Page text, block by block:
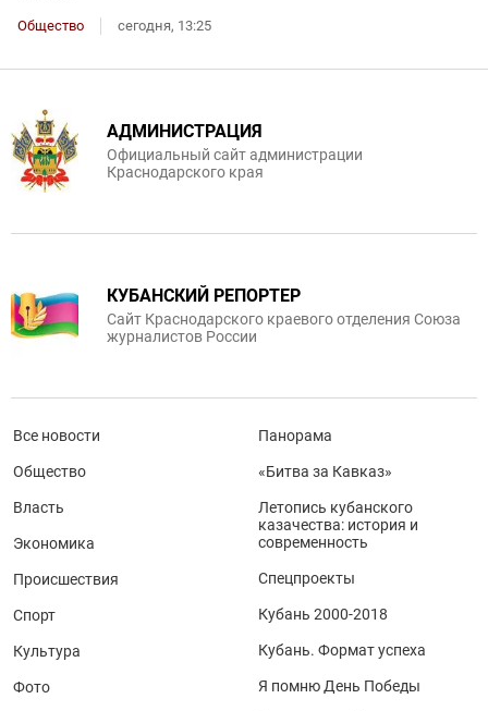
Общество сегодня, 13:25
АДМИНИСТРАЦИЯ
Официальный сайт администрации
Краснодарского края
КУБАНСКИЙ РЕПОРТЕР
Сайт Краснодарского краевого отделения Союза
журналистов России
Все новости
Общество
Власть
Экономика
Происшествия
Спорт
Культура
Фото
Панорама
«Битва за Кавказ»
Летопись кубанского
казачества: история и
современность
Спецпроекты
Кубань 2000-2018
Кубань. Формат успеха
Я помню День Победы